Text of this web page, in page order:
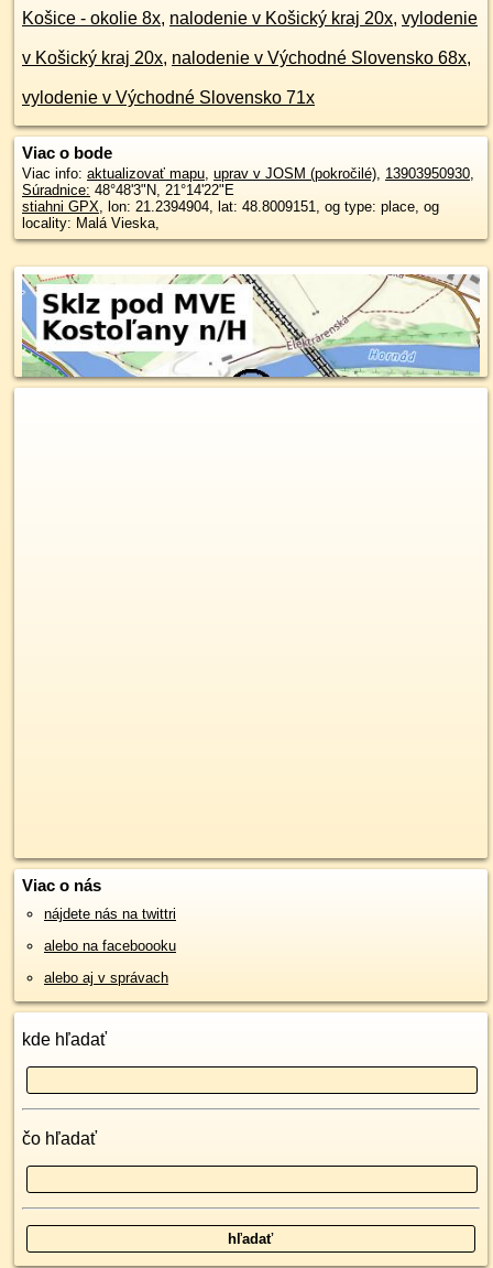
Košice - okolie 8x, nalodenie v Košický kraj 20x, vylodenie
v Košický kraj 20x, nalodenie v Východné Slovensko 68x,
vylodenie v Východné Slovensko 71x
Viac o bode
Viac info: aktualizovať mapu, uprav v JOSM (pokročilé), 13903950930,
Súradnice: 48°48'3"N, 21°14'22"E
stiahni GPX, lon: 21.2394904, lat: 48.8009151, og type: place, og
locality: Malá Vieska,
Viac o nás
nájdete nás na twittri
alebo na faceboooku
alebo aj v správach
kde hľadať
čo hľadať